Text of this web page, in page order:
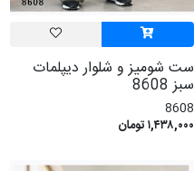
ست شومیز و شلوار دیپلمات
سبز 8608
8608
۱,۴۳۸,۰۰۰ تومان